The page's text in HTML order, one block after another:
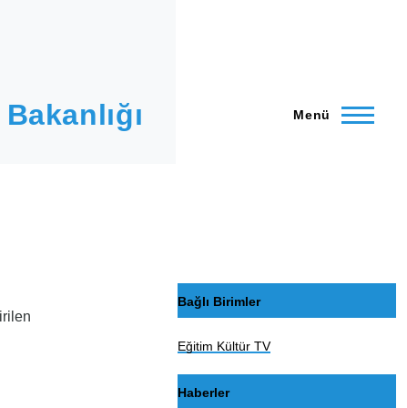
Menü
Bağlı Birimler
Eğitim Kültür TV
Haberler